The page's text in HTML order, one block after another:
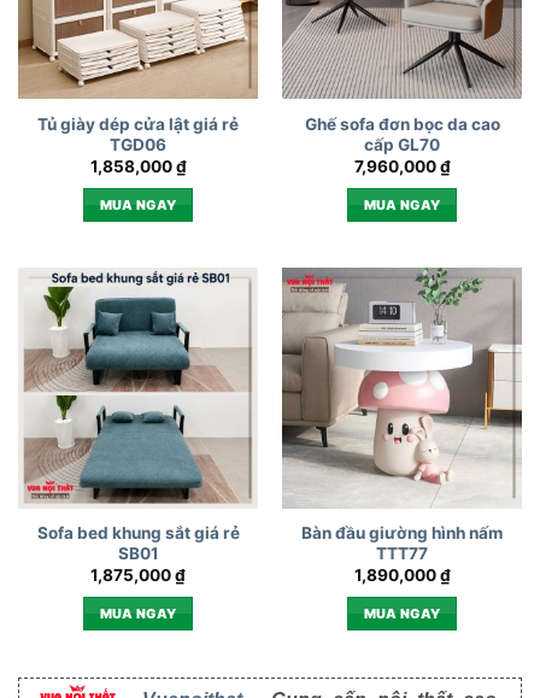
Tủ giày dép cửa lật giá rẻ
TGD06
1,858,000₫
MUA NGAY
Ghế sofa đơn bọc da cao
cấp GL70
7,960,000₫
MUA NGAY
Sofa bed khung sắt giá rẻ
SB01
1,875,000₫
MUA NGAY
Bàn đầu giường hình nấm
TTT77
1,890,000₫
MUA NGAY